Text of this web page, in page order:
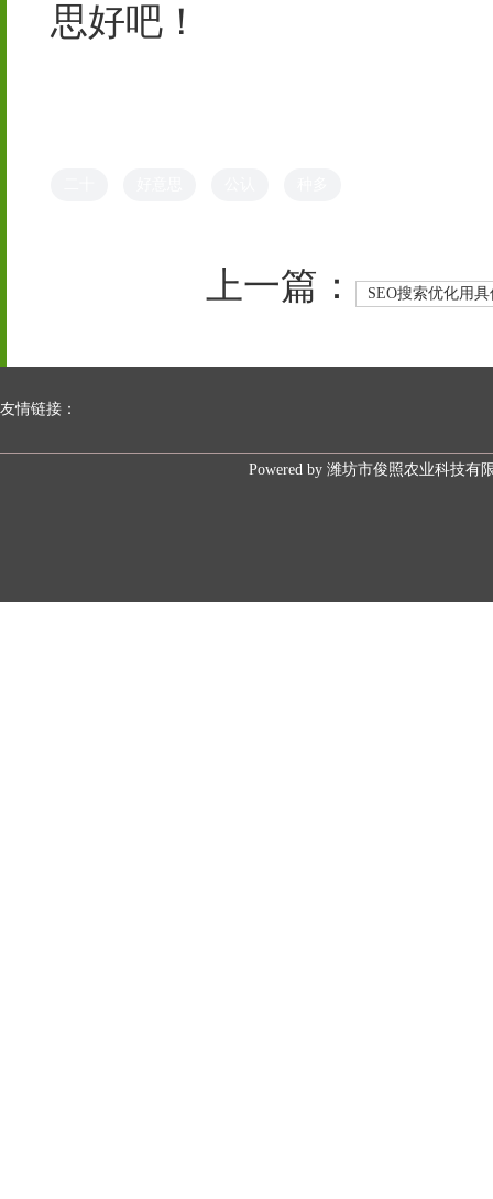
思好吧！
上一篇： SEO搜索优化用
友情链接：
Powered by潍坊市俊照农业科技有